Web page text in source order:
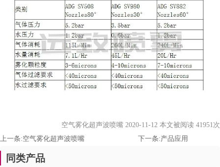
空气雾化超声波喷嘴 2020-11-12 本文被阅读 41951次
上一条:空气雾化超声波喷嘴 下一条:产品应用
同类产品